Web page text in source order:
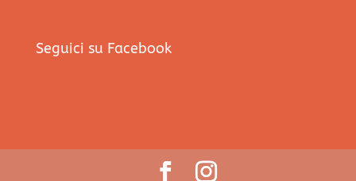
Seguici su Facebook